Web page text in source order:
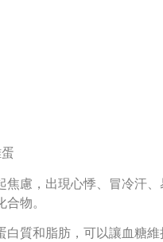
焦慮，出現心悸、冒冷汗
物。
白質和脂肪，可以讓血糖